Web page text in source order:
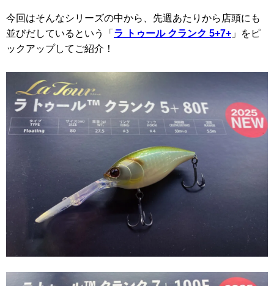
今回はそんなシリーズの中から、先週あたりから店頭にも
並びだしているという「 ラ トゥール クランク 5+7+ 」をピ
ックアップしてご紹介！